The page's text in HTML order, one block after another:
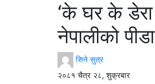
‘के घर के
नेपालीको पीडा
सिने सुत्र
२०८१ चैत्र २८, शुक्रबार